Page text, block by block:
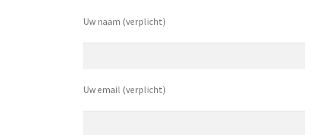
Uw naam (verplicht)
Uw email (verplicht)